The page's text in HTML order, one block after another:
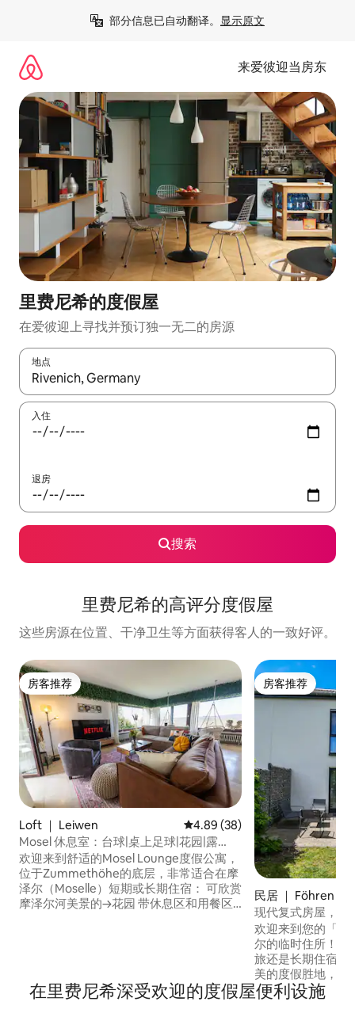
部分信息已自动翻译。 显示原文
来爱彼迎当房东
里费尼希的度假屋
在爱彼迎上寻找并预订独一无二的房源
地点
如有搜索结果，请使用上下方向键查看，或通过点击或滑动手势
入住
退房
搜索
里费尼希的高评分度假屋
这些房源在位置、干净卫生等方面获得客人的一致好评。
房客推荐
房客推荐
Loft ｜ Leiwen 平均评分 4.89 分（满分 5 分）
4.89 (38)
Mosel 休息室：台球|桌上足球|花园|露
台|150 平方米
欢迎来到舒适的Mosel Lounge度假公寓，
位于Zummethöhe的底层，非常适合在摩
泽尔（Moselle）短期或长期住宿： 可欣赏
摩泽尔河美景的→花园 带休息区和用餐区
石烤箱烤架（非旋转烤架） → 设施齐全的
厨房
房客推荐
房客推荐
民居 ｜ Föhren
现代复式房屋，特
欢迎来到您的「
尔的临时住所！ 无论是短途旅行、商务差
旅还是长期住宿，
美的度假胜地，让
摩泽尔葡萄酒产区
道和徒步道。 前往A1/A602高速公路非常
在里费尼希深受欢迎的度假屋便利设施